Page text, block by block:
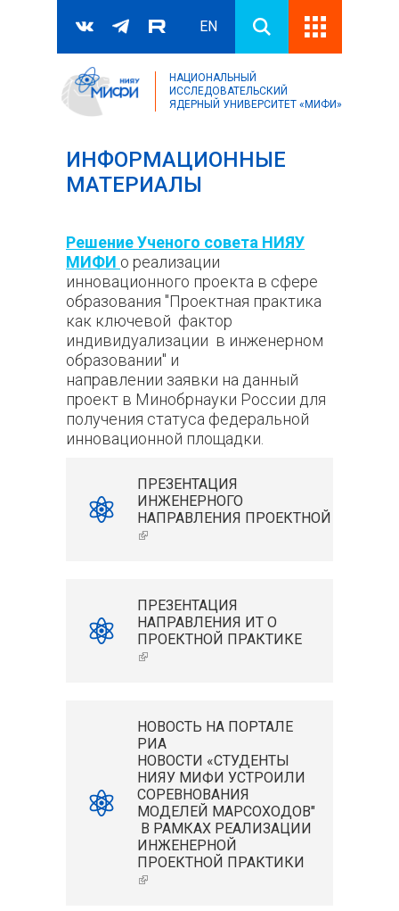
Форма поиска
Поиск
EN
НАЦИОНАЛЬНЫЙ
ИССЛЕДОВАТЕЛЬСКИЙ
ЯДЕРНЫЙ УНИВЕРСИТЕТ «МИФИ»
ИНФОРМАЦИОННЫЕ
МАТЕРИАЛЫ
Решение Ученого совета НИЯУ
МИФИ о реализации
инновационного проекта в сфере
образования "Проектная практика
как ключевой фактор
индивидуализации в инженерном
образовании" и
направлении заявки на данный
проект в Минобрнауки России для
получения статуса федеральной
инновационной площадки.
ПРЕЗЕНТАЦИЯ
ИНЖЕНЕРНОГО
НАПРАВЛЕНИЯ ПРОЕКТНОЙ
(ВНЕШНЯЯ ССЫЛКА)
ПРЕЗЕНТАЦИЯ
НАПРАВЛЕНИЯ ИТ О
ПРОЕКТНОЙ ПРАКТИКЕ
(ВНЕШНЯЯ ССЫЛКА)
НОВОСТЬ НА ПОРТАЛЕ
РИА
НОВОСТИ «СТУДЕНТЫ
НИЯУ МИФИ УСТРОИЛИ
СОРЕВНОВАНИЯ
МОДЕЛЕЙ МАРСОХОДОВ"
В РАМКАХ РЕАЛИЗАЦИИ
ИНЖЕНЕРНОЙ
ПРОЕКТНОЙ ПРАКТИКИ
(ВНЕШНЯЯ ССЫЛКА)